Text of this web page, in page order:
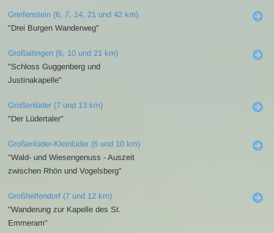
Greifenstein (6, 7, 14, 21 und 42 km)
"Drei Burgen Wanderweg"
Großaitingen (6, 10 und 21 km)
"Schloss Guggenberg und
Justinakapelle"
Großenlüder (7 und 13 km)
"Der Lüdertaler"
Großenlüder-Kleinlüder (6 und 10 km)
"Wald- und Wiesengenuss - Auszeit
zwischen Rhön und Vogelsberg"
Großhelfendorf (7 und 12 km)
"Wanderung zur Kapelle des St.
Emmeram"